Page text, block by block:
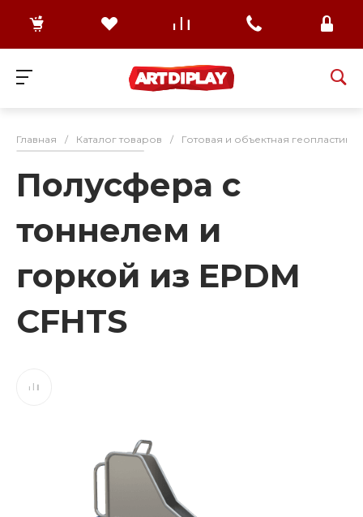
Главная / Каталог товаров / Готовая и объектная геопластика
Полусфера с
тоннелем и
горкой из EPDM
CFHTS